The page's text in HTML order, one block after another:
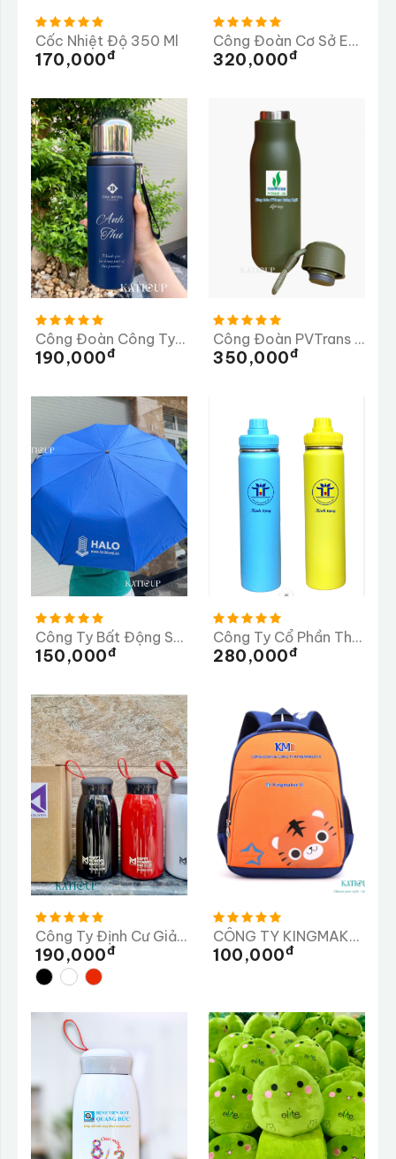
Cốc Nhiệt Độ 350 Ml
170,000Đ
Công Đoàn Cơ Sở ELITE Long Thành
320,000Đ
Công Đoàn Công Ty TNHH TMS Hotel Đà Nẵng
190,000Đ
Công Đoàn PVTrans Quảng Ngãi
350,000Đ
Công Ty Bất Động Sản HALO - Dù In
150,000Đ
Công Ty Cổ Phần Thương Mại Dược Phẩm Tiến Thịnh
280,000Đ
Công Ty Định Cư Giải Pháp Nhân Lực MINH NGUYÊN
190,000Đ
CÔNG TY KINGMAKER III (VIỆT NAM) GIÀY
100,000Đ